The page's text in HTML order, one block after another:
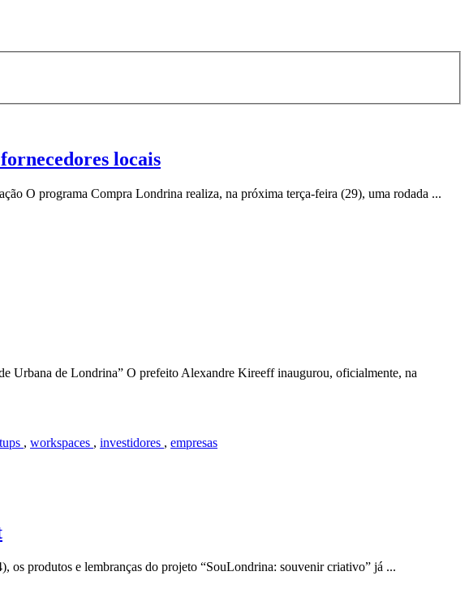
locais
O programa Compra Londrina realiza, na próxima terça-feira (29), uma rodada ...
Urbana de Londrina” O prefeito Alexandre Kireeff inaugurou, oficialmente, na
, workspaces , investidores , empresas
os produtos e lembranças do projeto “SouLondrina: souvenir criativo” já ...